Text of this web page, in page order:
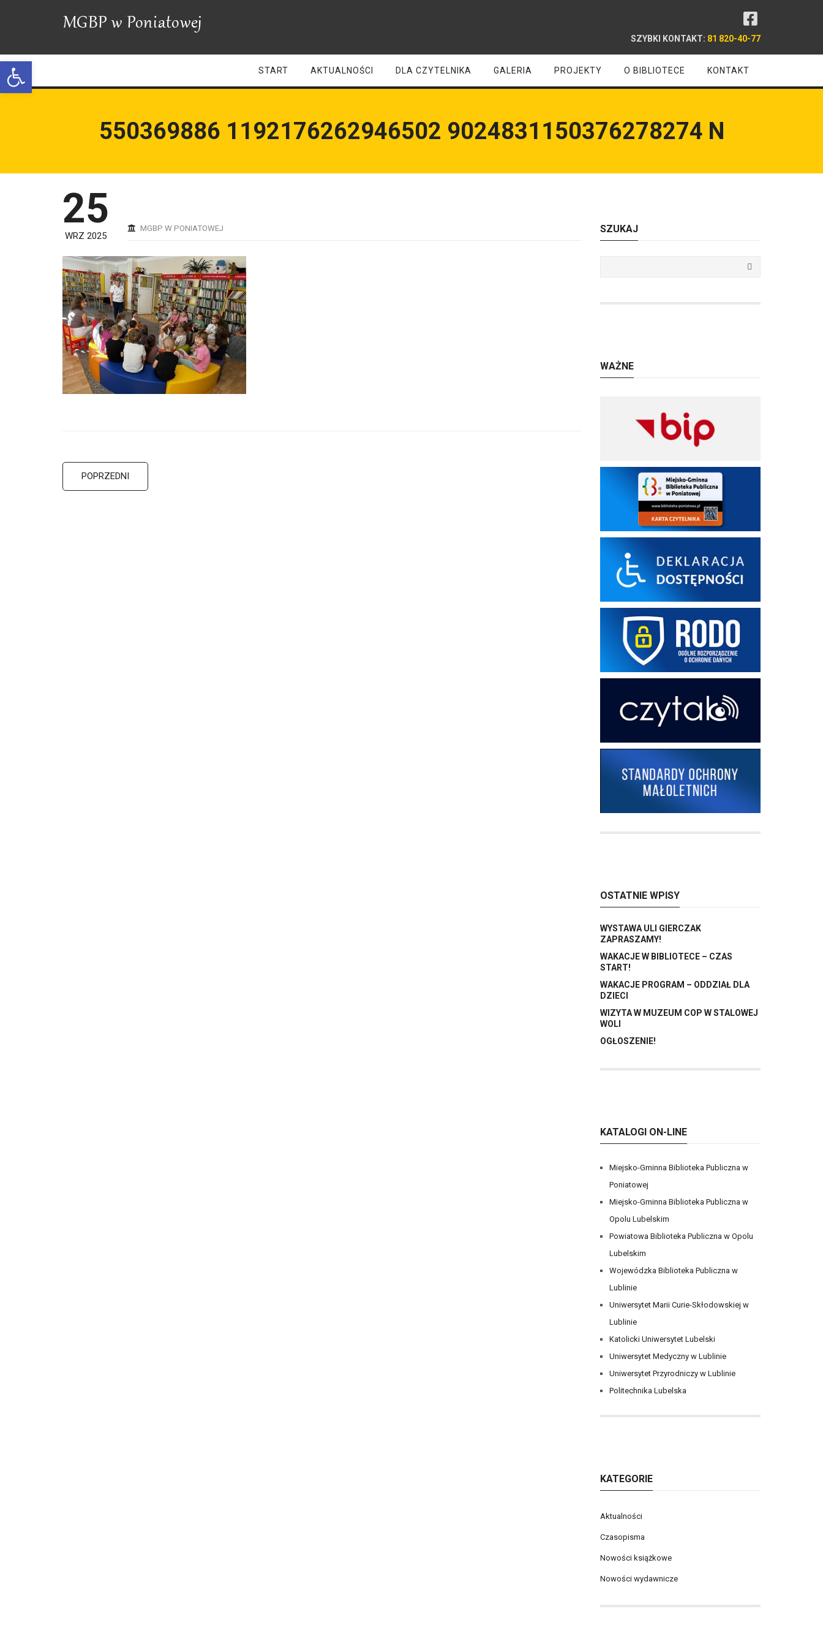
Open toolbar
SZYBKI KONTAKT: 81 820-40-77
START AKTUALNOŚCI DLA CZYTELNIKA GALERIA PROJEKTY O BIBLIOTECE KONTAKT
550369886 1192176262946502 9024831150376278274 N
25
WRZ 2025
MGBP W PONIATOWEJ
POPRZEDNI
SZUKAJ
WAŻNE
OSTATNIE WPISY
WYSTAWA ULI GIERCZAK
ZAPRASZAMY!
WAKACJE W BIBLIOTECE – CZAS
START!
WAKACJE PROGRAM – ODDZIAŁ DLA
DZIECI
WIZYTA W MUZEUM COP W STALOWEJ
WOLI
OGŁOSZENIE!
KATALOGI ON-LINE
Miejsko-Gminna Biblioteka Publiczna w
Poniatowej
Miejsko-Gminna Biblioteka Publiczna w
Opolu Lubelskim
Powiatowa Biblioteka Publiczna w Opolu
Lubelskim
Wojewódzka Biblioteka Publiczna w
Lublinie
Uniwersytet Marii Curie-Skłodowskiej w
Lublinie
Katolicki Uniwersytet Lubelski
Uniwersytet Medyczny w Lublinie
Uniwersytet Przyrodniczy w Lublinie
Politechnika Lubelska
KATEGORIE
Aktualności
Czasopisma
Nowości książkowe
Nowości wydawnicze